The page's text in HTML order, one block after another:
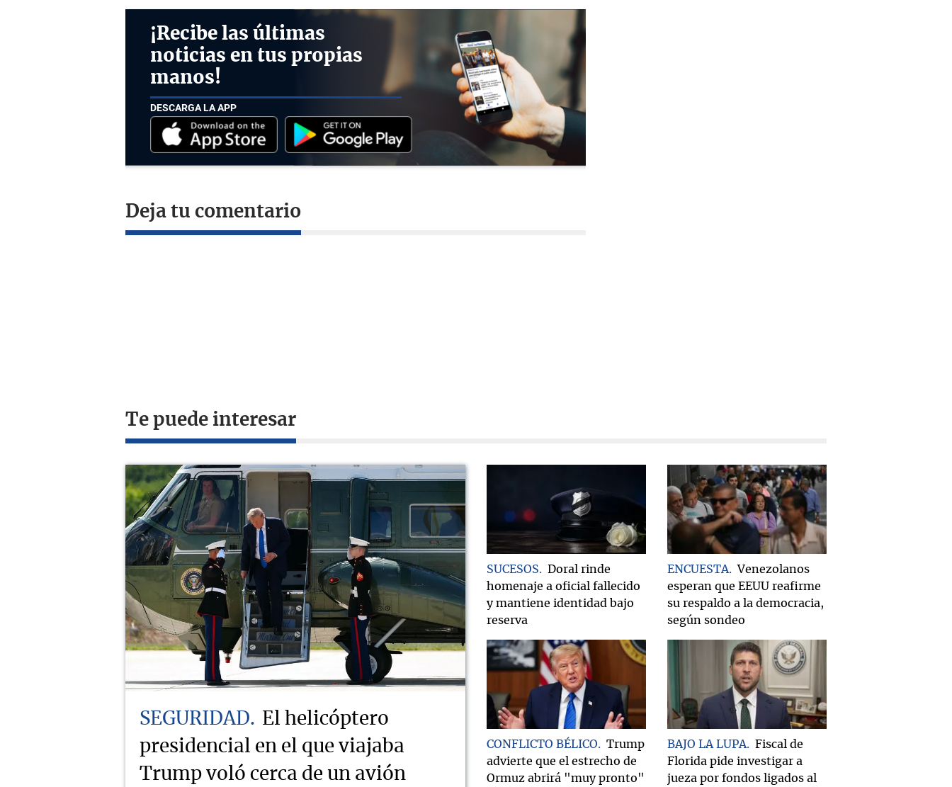
¡Recibe las últimas
noticias en tus propias
manos!
DESCARGA LA APP
Deja tu comentario
Te puede interesar
SEGURIDAD
El helicóptero
presidencial en el que viajaba
Trump voló cerca de un avión
SUCESOS
Doral rinde
homenaje a oficial fallecido
y mantiene identidad bajo
reserva
ENCUESTA
Venezolanos
esperan que EEUU reafirme
su respaldo a la democracia,
según sondeo
CONFLICTO BÉLICO
Trump
advierte que el estrecho de
Ormuz abrirá "muy pronto"
BAJO LA LUPA
Fiscal de
Florida pide investigar a
jueza por fondos ligados al